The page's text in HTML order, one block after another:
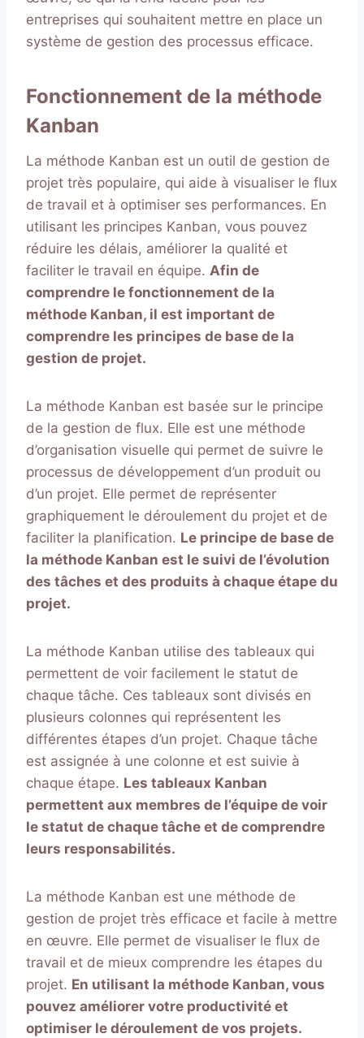
entreprises qui souhaitent mettre en place un
système de gestion des processus efficace.
Fonctionnement de la méthode
Kanban
La méthode Kanban est un outil de gestion de
projet très populaire, qui aide à visualiser le flux
de travail et à optimiser ses performances. En
utilisant les principes Kanban, vous pouvez
réduire les délais, améliorer la qualité et
faciliter le travail en équipe. Afin de
comprendre le fonctionnement de la
méthode Kanban, il est important de
comprendre les principes de base de la
gestion de projet.
La méthode Kanban est basée sur le principe
de la gestion de flux. Elle est une méthode
d’organisation visuelle qui permet de suivre le
processus de développement d’un produit ou
d’un projet. Elle permet de représenter
graphiquement le déroulement du projet et de
faciliter la planification. Le principe de base de
la méthode Kanban est le suivi de l’évolution
des tâches et des produits à chaque étape du
projet.
La méthode Kanban utilise des tableaux qui
permettent de voir facilement le statut de
chaque tâche. Ces tableaux sont divisés en
plusieurs colonnes qui représentent les
différentes étapes d’un projet. Chaque tâche
est assignée à une colonne et est suivie à
chaque étape. Les tableaux Kanban
permettent aux membres de l’équipe de voir
le statut de chaque tâche et de comprendre
leurs responsabilités.
La méthode Kanban est une méthode de
gestion de projet très efficace et facile à mettre
en œuvre. Elle permet de visualiser le flux de
travail et de mieux comprendre les étapes du
projet. En utilisant la méthode Kanban, vous
pouvez améliorer votre productivité et
optimiser le déroulement de vos projets.